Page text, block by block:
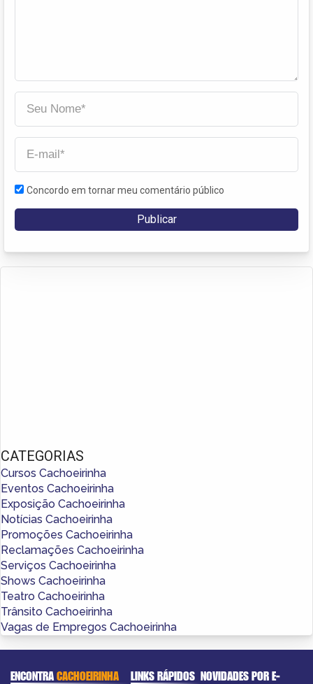
Concordo em tornar meu comentário público
CATEGORIAS
Cursos Cachoeirinha
Eventos Cachoeirinha
Exposição Cachoeirinha
Notícias Cachoeirinha
Promoções Cachoeirinha
Reclamações Cachoeirinha
Serviços Cachoeirinha
Shows Cachoeirinha
Teatro Cachoeirinha
Trânsito Cachoeirinha
Vagas de Empregos Cachoeirinha
ENCONTRACACHOEIRINHA LINKS RÁPIDOS NOVIDADES POR E-